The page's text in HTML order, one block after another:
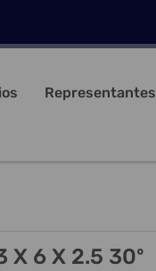
Representantes
X 6 X 2.5 30º